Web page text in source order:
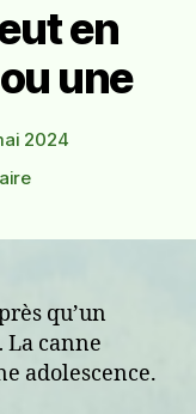
en
une
2024
sur
ne
peut
en
rester
qu’un
La canne
adolescence.